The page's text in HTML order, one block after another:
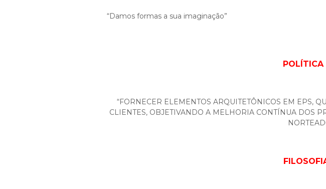
“Damos formas a sua imaginação”
POLÍTICA
“FORNECER ELEMENTOS ARQUITETÔNICOS EM EPS,
CLIENTES, OBJETIVANDO A MELHORIA CONTÍNUA DOS